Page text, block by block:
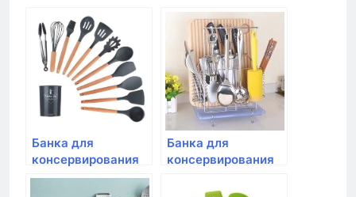
Банка для
консервирования
Bormioli Rocco,
FIDO с клипсой
Банка для
консервирования
FIDO с клипсой 750